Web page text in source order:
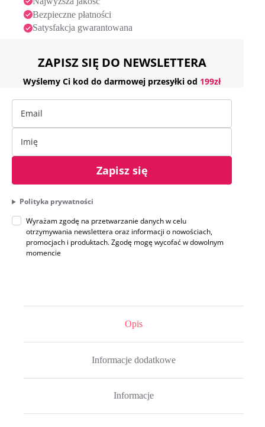
Bezpieczne płatności
Satysfakcja gwarantowana
ZAPISZ SIĘ DO NEWSLETTERA
Wyślemy Ci kod do darmowej przesyłki od 199zł
Zapisz się
Polityka prywatności
Wyrażam zgodę na przetwarzanie danych w celu
otrzymywania newslettera oraz informacji o nowościach,
promocjach i produktach. Zgodę mogę wycofać w dowolnym
momencie
Opis
Informacje dodatkowe
Informacje